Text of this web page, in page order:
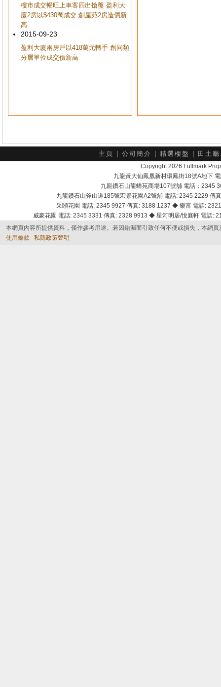
樓市成交暢旺上車客四出搶盤 盈利大
廈2房以$430萬成交 創屋苑2房造價新
高
2015-09-23
盈利大廈兩房戶以418萬元轉手 創同類
分層單位成交價新高
主頁 公司簡介 精選樓盤 田土
Copyright 2026 Fullmark
九龍黃大仙鳳凰新村環鳳街18號A地下
九龍鑽石山龍蟠苑商場107號舖 電話：2345
九龍鑽石山斧山道185號宏景花園A2號舖 電話: 2345 2229
采頣花園 電話: 2345 9927 傳真: 3188 1237 ◆ 樂富 電話:
威豪花園 電話: 2345 3331 傳真: 2328 9913 ◆ 星河明居/悅庭軒 電話
本網頁內容所提供資料，僅作參考用途。若因錯漏而引致任何不便或損失，本網
使用條款
私隱政策聲明